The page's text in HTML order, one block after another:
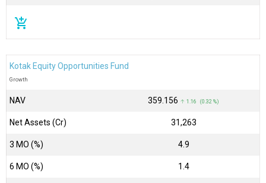
add_shopping_cart
Kotak Equity Opportunities Fund
Growth
NAV ₹359.156 ↑ 1.16 (0.32 %)
Net Assets (Cr) ₹31,263
3 MO (%) 4.9
6 MO (%) 1.4